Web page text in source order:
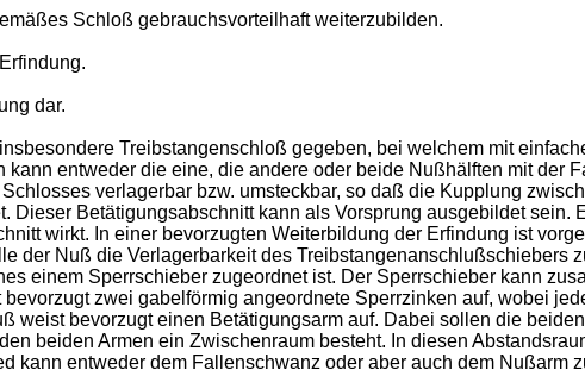
Schloß gebrauchsvorteilhaft weiterzubilden.
dar.
Treibstangenschloß gegeben, bei welchem mit
entweder die eine, die andere oder beide Nußhälften mit der
verlagerbar bzw. umsteckbar, so daß die Kupplung
Betätigungsabschnitt kann als Vorsprung ausgebildet sein.
wirkt. In einer bevorzugten Weiterbildung der Erfindung ist
der Nuß die Verlagerbarkeit des Treibstangenanschlußschiebers
einem Sperrschieber zugeordnet ist. Der Sperrschieber kann
zwei gabelförmig angeordnete Sperrzinken auf, wobei
weist bevorzugt einen Betätigungsarm auf. Dabei sollen die
beiden Armen ein Zwischenraum besteht. In diesen
kann entweder dem Fallenschwanz oder aber auch dem Nußarm